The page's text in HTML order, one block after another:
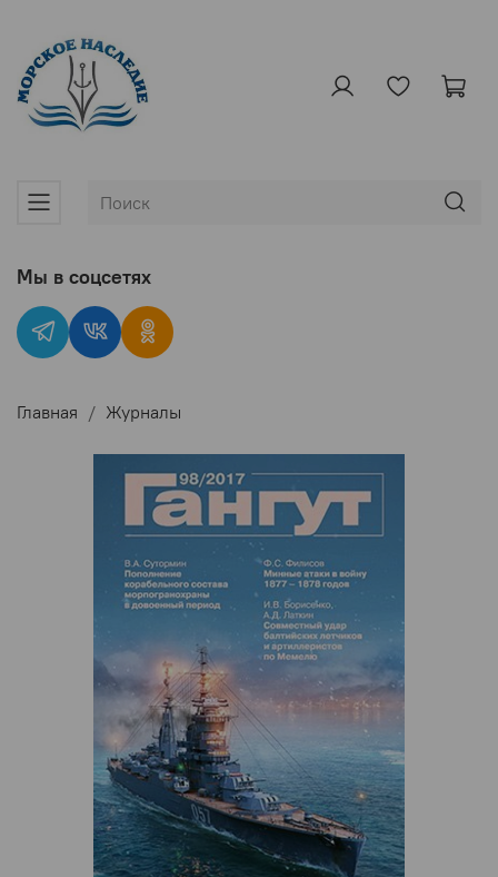
Главная Журналы
Мы в соцсетях